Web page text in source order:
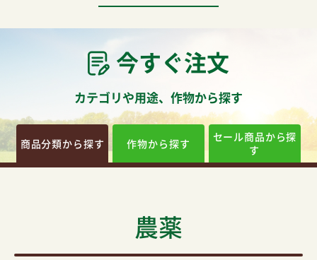
今すぐ注文
カテゴリや用途、作物から探す
商品分類から探す 作物から探す
セール商品から探
す
農薬